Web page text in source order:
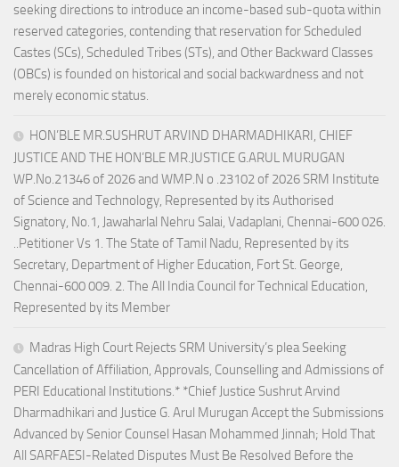
seeking directions to introduce an income-based sub-quota within
reserved categories, contending that reservation for Scheduled
Castes (SCs), Scheduled Tribes (STs), and Other Backward Classes
(OBCs) is founded on historical and social backwardness and not
merely economic status.
HON’BLE MR.SUSHRUT ARVIND DHARMADHIKARI, CHIEF
JUSTICE AND THE HON’BLE MR.JUSTICE G.ARUL MURUGAN
WP.No.21346 of 2026 and WMP.N o .23102 of 2026 SRM Institute
of Science and Technology, Represented by its Authorised
Signatory, No.1, Jawaharlal Nehru Salai, Vadaplani, Chennai-600 026.
..Petitioner Vs 1. The State of Tamil Nadu, Represented by its
Secretary, Department of Higher Education, Fort St. George,
Chennai-600 009. 2. The All India Council for Technical Education,
Represented by its Member
Madras High Court Rejects SRM University’s plea Seeking
Cancellation of Affiliation, Approvals, Counselling and Admissions of
PERI Educational Institutions.* *Chief Justice Sushrut Arvind
Dharmadhikari and Justice G. Arul Murugan Accept the Submissions
Advanced by Senior Counsel Hasan Mohammed Jinnah; Hold That
All SARFAESI-Related Disputes Must Be Resolved Before the